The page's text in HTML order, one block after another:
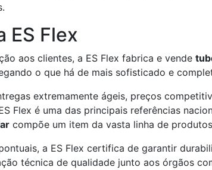
ES Flex
aos clientes, a ES Flex fabrica e vende
o que há de mais sofisticado e
extremamente ágeis, preços
Flex é uma das principais referências
compõe um item da vasta linha de
a ES Flex certifica de garantir
técnica de qualidade junto aos órgãos